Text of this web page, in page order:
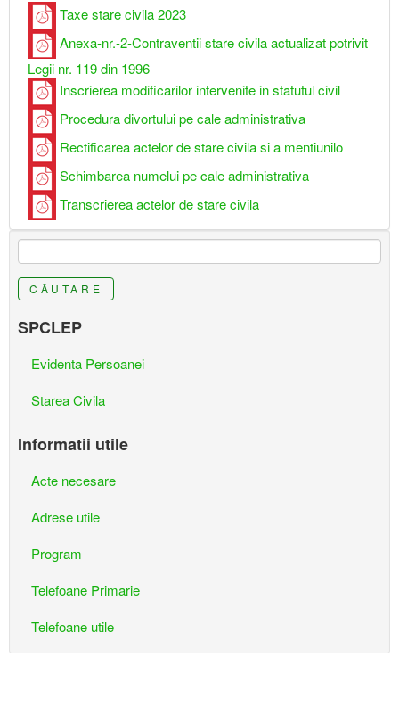
Taxe stare civila 2023
Anexa-nr.-2-Contraventii stare civila actualizat potrivit
Legii nr. 119 din 1996
Inscrierea modificarilor intervenite in statutul civil
Procedura divortului pe cale administrativa
Rectificarea actelor de stare civila si a mentiunilo
Schimbarea numelui pe cale administrativa
Transcrierea actelor de stare civila
CĂUTARE
SPCLEP
Evidenta Persoanei
Starea Civila
Informatii utile
Acte necesare
Adrese utile
Program
Telefoane Primarie
Telefoane utile